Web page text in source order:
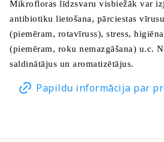
Mikrofloras līdzsvaru visbiežāk var
antibiotiku lietošana, pārciestas
(piemēram, rotavīruss), stress,
(piemēram, roku nemazgāšana) u.c.
saldinātājus un aromatizētājus.
Papildu informācija par